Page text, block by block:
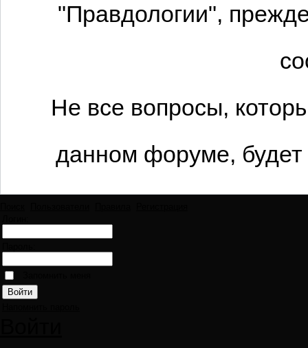
"Правдологии",
Не все вопросы,
данном форуме,